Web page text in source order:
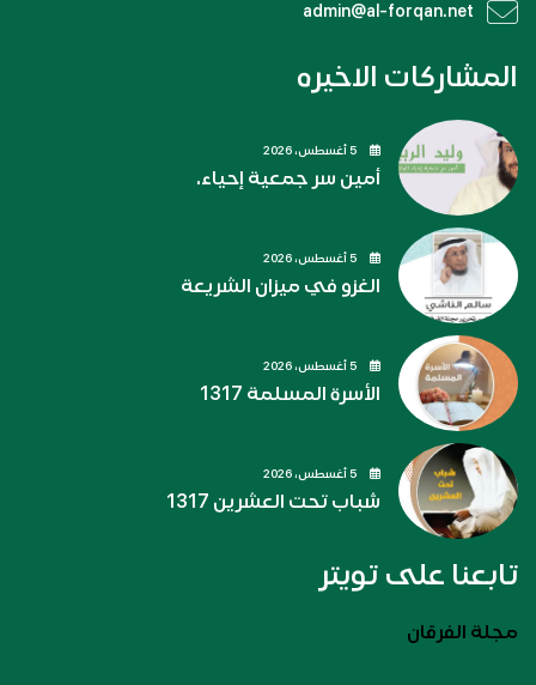
admin@al-forqan.net
المشاركات الاخيره
أمين سر جمعية إحياء.
الغزو في ميزان الشريعة
الأسرة المسلمة 1317
شباب تحت العشرين 1317
تابعنا على تويتر
مجلة الفرقان